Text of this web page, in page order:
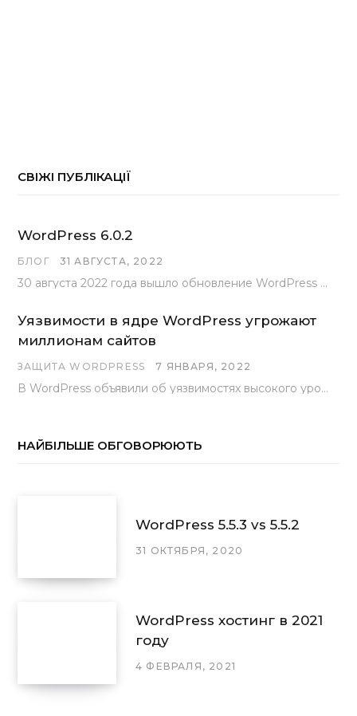
СВІЖІ ПУБЛІКАЦІЇ
WordPress 6.0.2
БЛОГ 31 АВГУСТА, 2022
30 августа 2022 года вышло обновление WordPress под номером 6.0.2 . Эта версия доступна для скачивания с сайта wordpress.org…
Уязвимости в ядре WordPress угрожают
миллионам сайтов
ЗАЩИТА WORDPRESS 7 ЯНВАРЯ, 2022
В WordPress объявили об уязвимостях высокого уровня, найденных основной командой разработчиков. В сообщении говорится, что…
НАЙБІЛЬШЕ ОБГОВОРЮЮТЬ
WordPress 5.5.3 vs 5.5.2
31 ОКТЯБРЯ, 2020
WordPress хостинг в 2021
году
4 ФЕВРАЛЯ, 2021